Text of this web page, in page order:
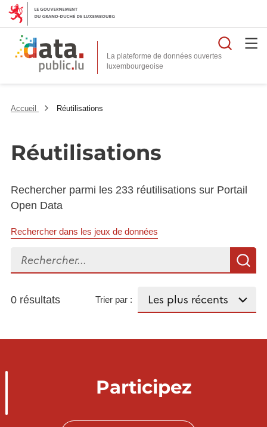
La plateforme de données ouvertes
Accueil Réutilisations
Réutilisations
Rechercher parmi les 233 réutilisations sur Portail
Open Data
Rechercher dans les jeux de données
Rechercher...
0 résultats Trier par :
Participez